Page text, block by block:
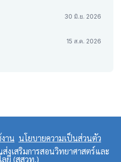
30 มิ.ย. 2026
15 ส.ค. 2026
าน นโยบายความเป็นส่วนตัว
งเสริมการสอนวิทยาศาสตร์และ
ลยี (สสวท.)